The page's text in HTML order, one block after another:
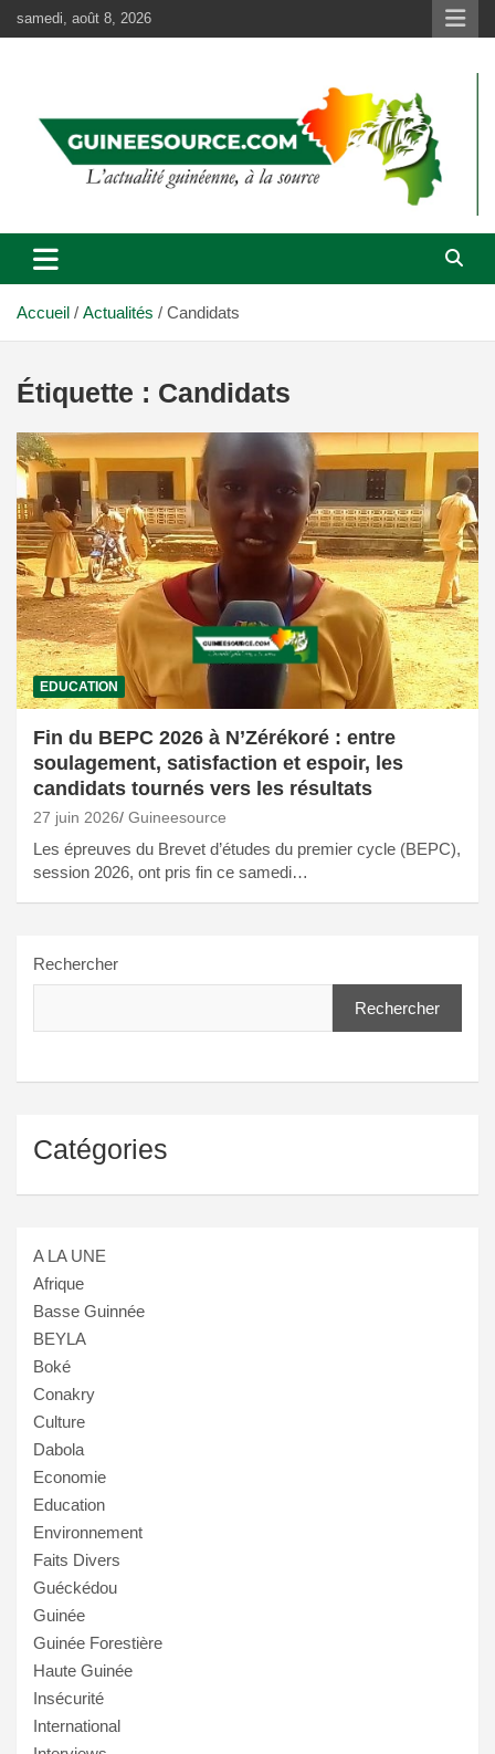
au
samedi, août 8, 2026
Accueil Actualités Candidats
Étiquette : Candidats
EDUCATION
Fin du BEPC 2026 à N’Zérékoré : entre
soulagement, satisfaction et espoir, les
candidats tournés vers les résultats
27 juin 2026 Guineesource
Les épreuves du Brevet d’études du premier cycle (BEPC),
session 2026, ont pris fin ce samedi…
Rechercher
Rechercher
Catégories
A LA UNE
Afrique
Basse Guinnée
BEYLA
Boké
Conakry
Culture
Dabola
Economie
Education
Environnement
Faits Divers
Guéckédou
Guinée
Guinée Forestière
Haute Guinée
Insécurité
International